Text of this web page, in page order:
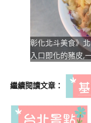
彰化北斗美食》
入口即化的豬皮,
繼續閱讀文章：